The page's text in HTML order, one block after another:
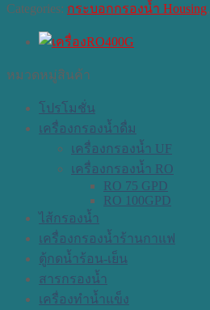
Categories: กระบอกกรองน้ำ Housing,
หมวดหมู่สินค้า
โปรโมชั่น
เครื่องกรองน้ำดื่ม
เครื่องกรองน้ำ UF
เครื่องกรองน้ำ RO
RO 75 GPD
RO 100GPD
ไส้กรองน้ำ
เครื่องกรองน้ำร้านกาแฟ
ตู้กดน้ำร้อน-เย็น
สารกรองน้ำ
เครื่องทำน้ำแข็ง